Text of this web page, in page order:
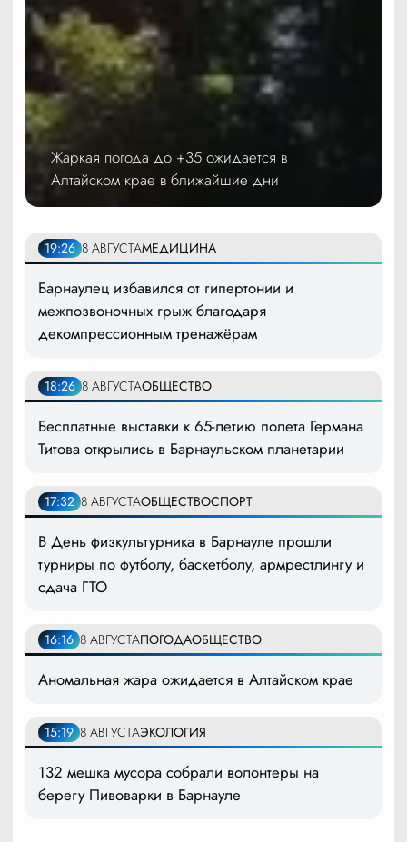
Жаркая погода до +35 ожидается в
Алтайском крае в ближайшие дни
19:26 8 АВГУСТАМЕДИЦИНА
Барнаулец избавился от гипертонии и
межпозвоночных грыж благодаря
декомпрессионным тренажёрам
18:26 8 АВГУСТАОБЩЕСТВО
Бесплатные выставки к 65-летию полета Германа
Титова открылись в Барнаульском планетарии
17:32 8 АВГУСТАОБЩЕСТВОСПОРТ
В День физкультурника в Барнауле прошли
турниры по футболу, баскетболу, армрестлингу и
сдача ГТО
16:16 8 АВГУСТАПОГОДАОБЩЕСТВО
Аномальная жара ожидается в Алтайском крае
15:19 8 АВГУСТАЭКОЛОГИЯ
132 мешка мусора собрали волонтеры на
берегу Пивоварки в Барнауле